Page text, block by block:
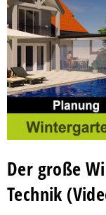
Der große
Technik